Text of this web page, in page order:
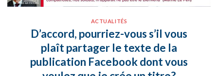
ACTUALITÉS
D’accord, pourriez-vous s’il vous
plaît partager le texte de la
publication Facebook dont vous